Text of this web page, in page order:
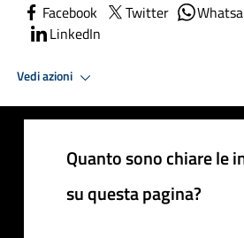
Facebook Twitter
LinkedIn
Vedi azioni
Quanto sono chiare le
su questa pagina?